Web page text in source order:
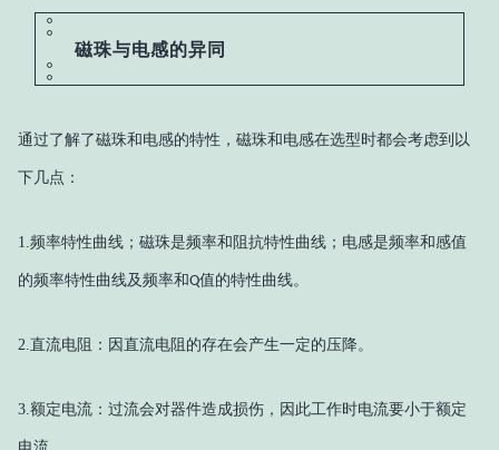
磁珠与电感的异同
通过了解了磁珠和电感的特性，磁珠和电感在选型时都会考虑到以
下几点：
1.频率特性曲线；磁珠是频率和阻抗特性曲线；电感是频率和感值
的频率特性曲线及频率和Q值的特性曲线。
2.直流电阻：因直流电阻的存在会产生一定的压降。
3.额定电流：过流会对器件造成损伤，因此工作时电流要小于额定